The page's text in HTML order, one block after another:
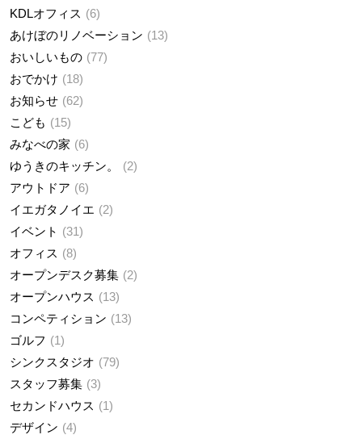
KDLオフィス
6
あけぼのリノベーション
13
おいしいもの 77
おでかけ
18
お知らせ
62
こども
15
みなべの家
6
ゆうきのキッチン。
2
アウトドア
6
イエガタノイエ
2
イベント
31
オフィス
8
オープンデスク募集
2
オープンハウス
13
コンペティション
13
ゴルフ
1
シンクスタジオ
79
スタッフ募集 3
セカンドハウス
1
デザイン
4